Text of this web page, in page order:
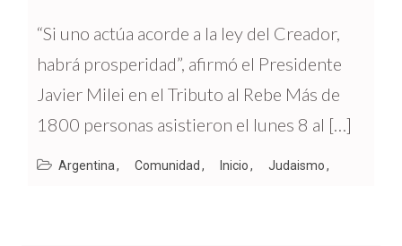
“Si uno actúa acorde a la ley del Creador,
habrá prosperidad”, afirmó el Presidente
Javier Milei en el Tributo al Rebe Más de
1800 personas asistieron el lunes 8 al […]
Argentina Comunidad Inicio Judaismo